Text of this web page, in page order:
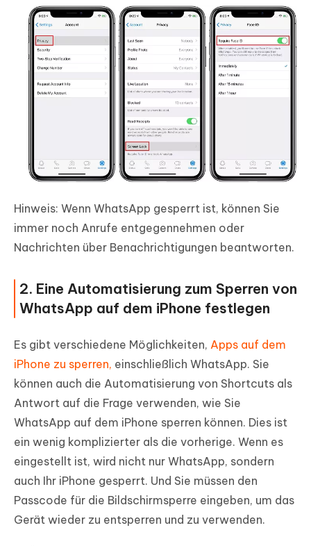
Hinweis: Wenn WhatsApp gesperrt ist, können Sie
immer noch Anrufe entgegennehmen oder
Nachrichten über Benachrichtigungen beantworten.
2. Eine Automatisierung zum Sperren von
WhatsApp auf dem iPhone festlegen
Es gibt verschiedene Möglichkeiten, Apps auf dem
iPhone zu sperren, einschließlich WhatsApp. Sie
können auch die Automatisierung von Shortcuts als
Antwort auf die Frage verwenden, wie Sie
WhatsApp auf dem iPhone sperren können. Dies ist
ein wenig komplizierter als die vorherige. Wenn es
eingestellt ist, wird nicht nur WhatsApp, sondern
auch Ihr iPhone gesperrt. Und Sie müssen den
Passcode für die Bildschirmsperre eingeben, um das
Gerät wieder zu entsperren und zu verwenden.